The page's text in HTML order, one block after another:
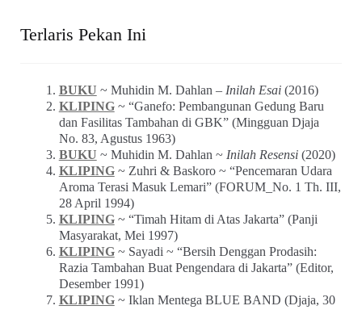
Terlaris Pekan Ini
BUKU ~ Muhidin M. Dahlan – Inilah Esai(2016)
KLIPING~ “Ganefo: Pembangunan Gedung Baru
dan Fasilitas Tambahan di GBK” (Mingguan Djaja
No. 83, Agustus 1963)
BUKU ~ Muhidin M. Dahlan ~ Inilah Resensi(2020)
KLIPING~ Zuhri & Baskoro ~ “Pencemaran Udara
Aroma Terasi Masuk Lemari” (FORUM_No. 1 Th. III,
28 April 1994)
KLIPING~ “Timah Hitam di Atas Jakarta” (Panji
Masyarakat, Mei 1997)
KLIPING~ Sayadi ~ “Bersih Denggan Prodasih:
Razia Tambahan Buat Pengendara di Jakarta” (Editor,
Desember 1991)
KLIPING~ Iklan Mentega BLUE BAND (Djaja, 30